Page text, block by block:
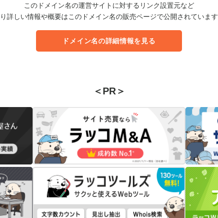
このドメイン名の運営サイトに対するリンク設置元など
詳しい情報や概要はこのドメイン名の販売ページで公開されていま
ドメイン名の詳細情報を見る
＜PR＞